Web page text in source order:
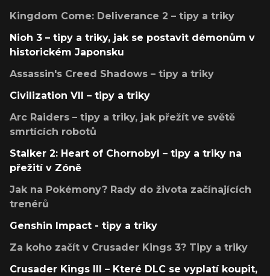
Kingdom Come: Deliverance 2 – tipy a triky
Nioh 3 – tipy a triky, jak se postavit démonům v
historickém Japonsku
Assassin's Creed Shadows – tipy a triky
Civilization VII – tipy a triky
Arc Raiders – tipy a triky, jak přežít ve světě
smrtících robotů
Stalker 2: Heart of Chornobyl – tipy a triky na
přežití v Zóně
Jak na Pokémony? Rady do života začínajících
trenérů
Genshin Impact - tipy a triky
Za koho začít v Crusader Kings 3? Tipy a triky
Crusader Kings III – Které DLC se vyplatí koupit,